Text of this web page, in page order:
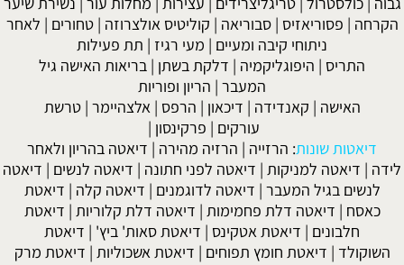
הקרחה | פסוריאזיס |סבוריאה | קוליטיס אולצרוזה |טחורים | לאחר
ניתוחי קיבה ומעיים | מעי רגיז | תת פעילות
התריס | היפוגליקמיה | דלקת בשתן | בריאות האישה גיל
המעבר | הריון ופוריות
האישה | קאנדידה | דיכאון | הרפס | אלצהיימר |טרשת
עורקים | פרקינסון |
דיאטות שונות: הרזייה | הרזיה מהירה | דיאטה בהריון ולאחר
לידה | דיאטה למניקות | דיאטה לפני חתונה | דיאטה לנשים | דיאטה
לנשים בגיל המעבר | דיאטה לדוגמנים | דיאטה קלה | דיאטת
כאסח | דיאטה דלת פחמימות | דיאטה דלת קלוריות | דיאטת
חלבונים | דיאטת אטקינס | דיאטת סאות' ביץ' | דיאטת
השוקולד | דיאטת חומץ תפוחים | דיאטת אשכוליות | דיאטת מרק